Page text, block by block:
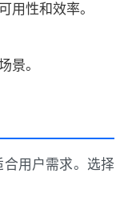
用性和效率。
景。
用户需求。选择